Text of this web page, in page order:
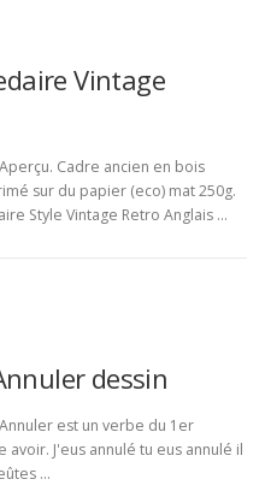
Vintage
Cadre ancien en bois
sur du papier (eco) mat 250g.
Style Vintage Retro Anglais …
dessin
est un verbe du 1er
J'eus annulé tu eus annulé il
…